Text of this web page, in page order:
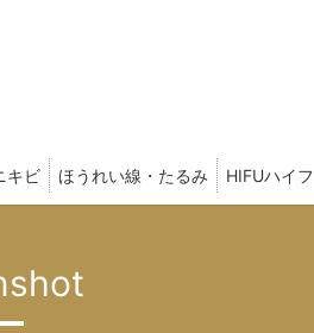
キビ ほうれい線・たるみ HIFUハイフ